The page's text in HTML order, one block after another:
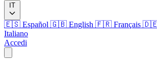
IT
🇪🇸 Español 🇬🇧 English 🇫🇷 Français 🇩🇪
Italiano
Accedi